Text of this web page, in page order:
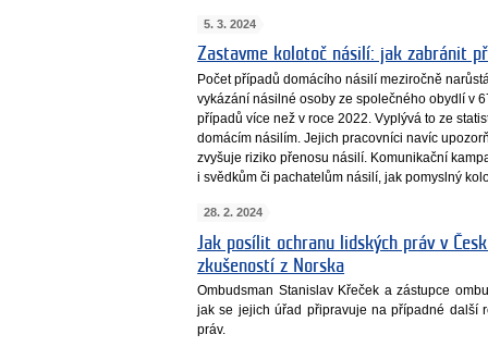
5. 3. 2024
Zastavme kolotoč násilí: jak zabránit
Počet případů domácího násilí meziročně
vykázání násilné osoby ze společného obydlí v
případů více než v roce 2022. Vyplývá to ze
domácím násilím. Jejich pracovníci navíc
zvyšuje riziko přenosu násilí. Komunikační
i svědkům či pachatelům násilí, jak pomyslný
28. 2. 2024
Jak posílit ochranu lidských práv v
zkušeností z Norska
Ombudsman Stanislav Křeček a zástupce
jak se jejich úřad připravuje na případné další
práv.